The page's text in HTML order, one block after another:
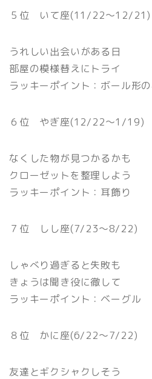
５位 いて座(11/22〜12/21)
うれしい出会いがある日
部屋の模様替えにトライ
ラッキーポイント：ボール形
６位 やぎ座(12/22〜1/19)
なくした物が見つかるかも
クローゼットを整理しよう
ラッキーポイント：耳飾り
７位 しし座(7/23〜8/22)
しゃべり過ぎると失敗も
きょうは聞き役に徹して
ラッキーポイント：ベーグル
８位 かに座(6/22〜7/22)
友達とギクシャクしそう